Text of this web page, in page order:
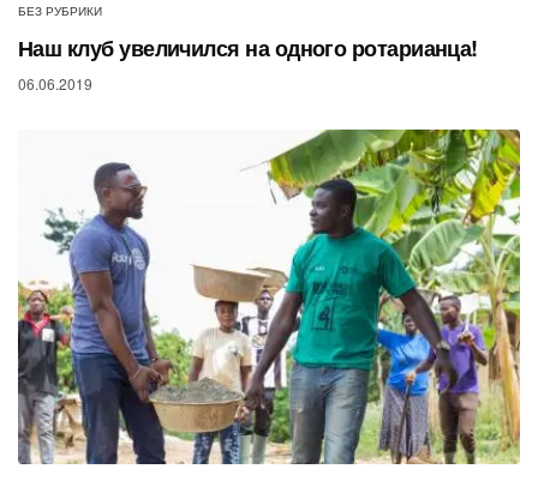
БЕЗ РУБРИКИ
Наш клуб увеличился на одного ротарианца!
06.06.2019